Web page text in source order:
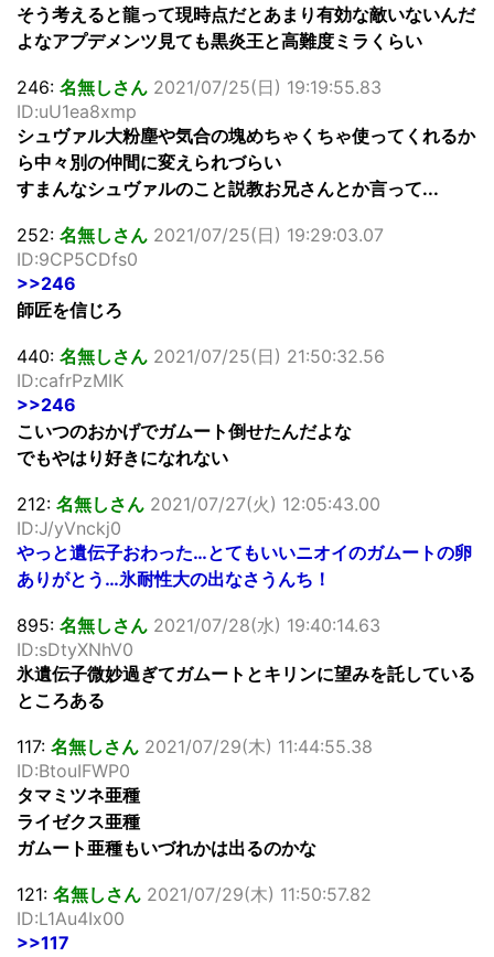
そう考えると龍って現時点だとあまり有効な敵いないんだ
よなアプデメンツ見ても黒炎王と高難度ミラくらい
246: 名無しさん 2021/07/25(日) 19:19:55.83
ID:uU1ea8xmp
シュヴァル大粉塵や気合の塊めちゃくちゃ使ってくれるか
ら中々別の仲間に変えられづらい
すまんなシュヴァルのこと説教お兄さんとか言って...
252: 名無しさん 2021/07/25(日) 19:29:03.07
ID:9CP5CDfs0
>>246
師匠を信じろ
440: 名無しさん 2021/07/25(日) 21:50:32.56
ID:cafrPzMIK
>>246
こいつのおかげでガムート倒せたんだよな
でもやはり好きになれない
212: 名無しさん 2021/07/27(火) 12:05:43.00
ID:J/yVnckj0
やっと遺伝子おわった…とてもいいニオイのガムートの卵
ありがとう…氷耐性大の出なさうんち！
895: 名無しさん 2021/07/28(水) 19:40:14.63
ID:sDtyXNhV0
氷遺伝子微妙過ぎてガムートとキリンに望みを託している
ところある
117: 名無しさん 2021/07/29(木) 11:44:55.38
ID:BtouIFWP0
タマミツネ亜種
ライゼクス亜種
ガムート亜種もいづれかは出るのかな
121: 名無しさん 2021/07/29(木) 11:50:57.82
ID:L1Au4Ix00
>>117